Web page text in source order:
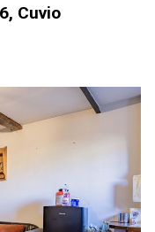
Cuvio